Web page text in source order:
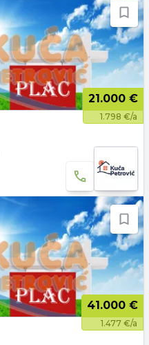
21.000 €
1.798 €/a
41.000 €
1.477 €/a